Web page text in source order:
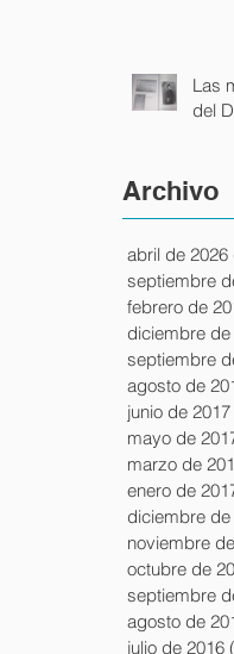
Las
del
Archivo
abril de 2026
septiembre
febrero de
diciembre de
septiembre
agosto de
junio de 2017
mayo de
marzo de
enero de
diciembre de
noviembre
octubre de
septiembre
agosto de
julio de 2016